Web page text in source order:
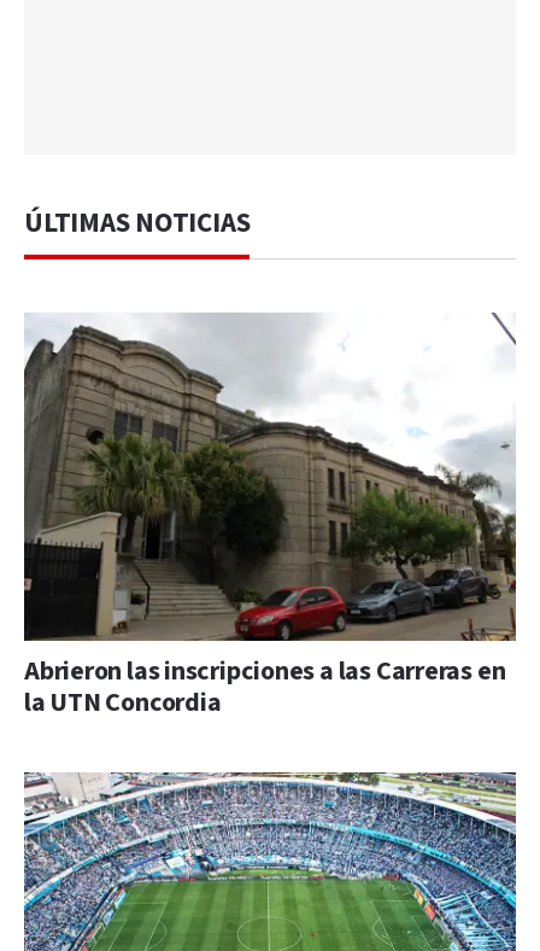
ÚLTIMAS NOTICIAS
Abrieron las inscripciones a las Carreras en
la UTN Concordia